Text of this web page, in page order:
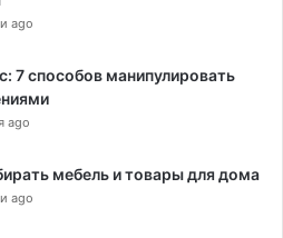
ago
7 способов манипулировать
ago
мебель и товары для дома
ago